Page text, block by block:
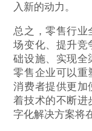
入新的动力。
总之，零售行业
场变化、提升竞
础设施、实现全
零售企业可以重
消费者提供更加
着技术的不断进
字化解决方案将